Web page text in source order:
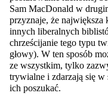
Sam MacDonald w
przyznaje,że największa
innych liberalnych
chrześcijanie tego typu
głowy). W ten sposób
ze wszystkim, tylko
trywialne i zdarzają się
ich poszukać.